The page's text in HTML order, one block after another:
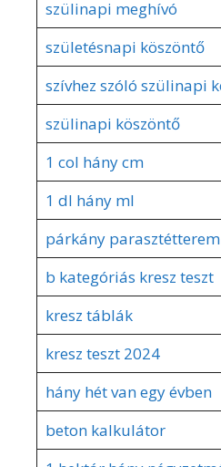
szülinapi meghívó
születésnapi köszöntő
szívhez szóló szülinapi
szülinapi köszöntő
1 col hány cm
1 dl hány ml
párkány
b kategóriás kresz teszt
kresz táblák
kresz teszt 2024
hány hét van egy évben
beton kalkulátor